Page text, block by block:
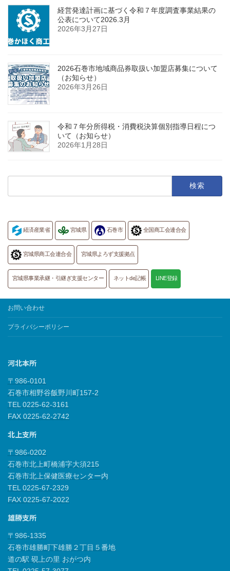
経営発達計画に基づく令和７年度調査事業結果の
公表について2026.3月
2026年3月27日
2026石巻市地域商品券取扱い加盟店募集について
（お知らせ）
2026年3月26日
令和７年分所得税・消費税決算個別指導日程につ
いて（お知らせ）
2026年1月28日
検
経済産業省 宮城県 石巻市 全国商工会連合会
宮城県商工会連合会 宮城県よろず支援拠点
宮城県事業承継・引継ぎ支援センター ネットde記帳 LINE登録
お問い合わせ
プライバシーポリシー
河北本所
〒986-0101
石巻市相野谷飯野川町157-2
TEL 0225-62-3161
FAX 0225-62-2742
北上支所
〒986-0202
石巻市北上町橋浦字大須215
石巻市北上保健医療センター内
TEL 0225-67-2329
FAX 0225-67-2022
雄勝支所
〒986-1335
石巻市雄勝町下雄勝２丁目５番地
道の駅 硯上の里 おがつ内